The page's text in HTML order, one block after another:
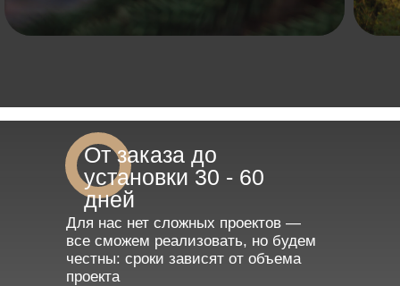
От заказа до
установки 30 - 60
дней
Для нас нет сложных проектов —
все сможем реализовать, но будем
честны: сроки зависят от объема
проекта